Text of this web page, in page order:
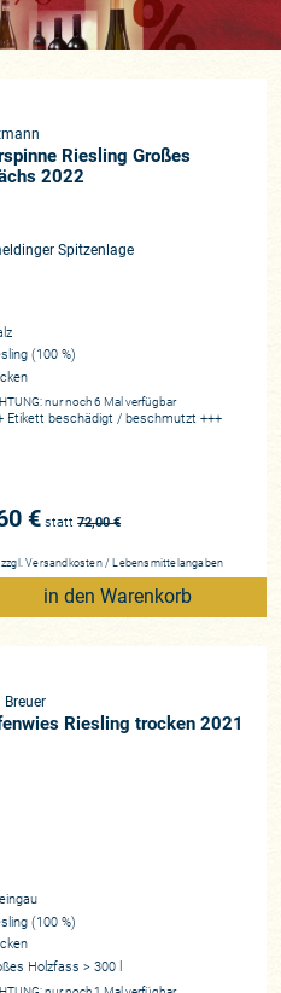
Riesling Großes
2022
Spitzenlage
(100 %)
nur noch 6 Mal verfügbar
Etikett beschädigt / beschmutzt +++
€ statt 72,00€
zzgl.Versandkosten / Lebensmittelangaben
in den Warenkorb
Breuer
Riesling trocken 2021
(100 %)
Holzfass > 300 l